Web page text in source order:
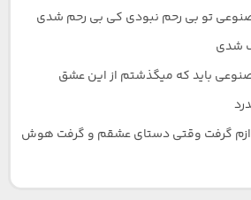
تو بی رحم نبودی کی بی رحم شدی
شدی
باید که میگذشتم از این عشق
ازم گرفت وقتی دستای عشقم و گرفت هوش